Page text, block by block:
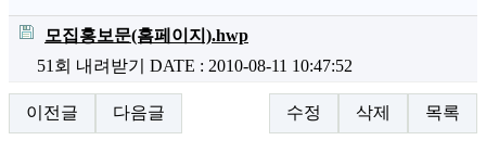
모집홍보문(홈페이지).hwp
51회 내려받기
DATE : 2010-08-11 10:47:52
이전글 다음글 수정 삭제 목록